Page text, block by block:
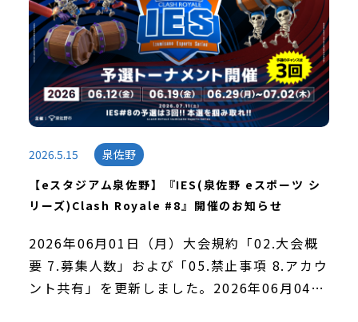
2026.5.15
泉佐野
【eスタジアム泉佐野】『IES(泉佐野 eスポーツ シ
リーズ)Clash Royale #8』開催のお知らせ
2026年06月01日（月）大会規約「02.大会概
要 7.募集人数」および「05.禁止事項 8.アカウ
ント共有」を更新しました。2026年06月04日